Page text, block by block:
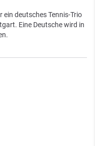
deutsches Tennis-Trio
Eine Deutsche wird in